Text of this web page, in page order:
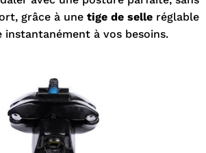
grâce à une tige de selleréglable
instantanément à vos besoins.